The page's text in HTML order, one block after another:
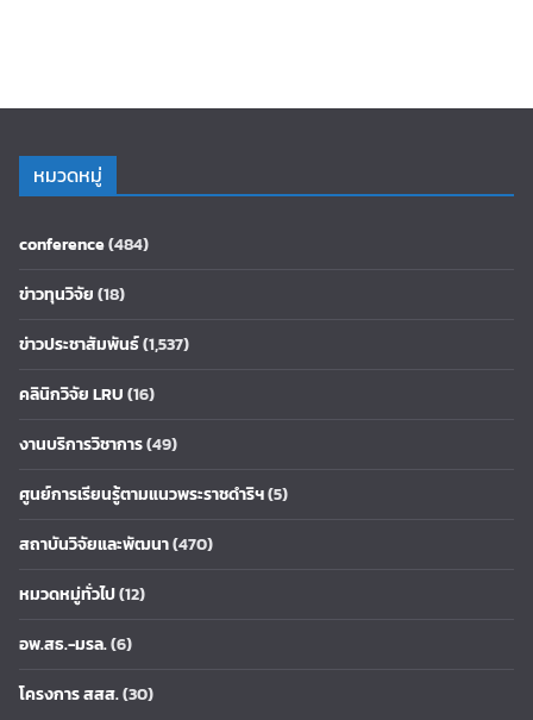
หมวดหมู่
conference(484)
ข่าวทุนวิจัย(18)
ข่าวประชาสัมพันธ์(1,537)
คลินิกวิจัย LRU(16)
งานบริการวิชาการ(49)
ศูนย์การเรียนรู้ตามแนวพระราชดำริฯ(5)
สถาบันวิจัยและพัฒนา(470)
หมวดหมู่ทั่วไป(12)
อพ.สธ.-มรล.(6)
โครงการ สสส.(30)